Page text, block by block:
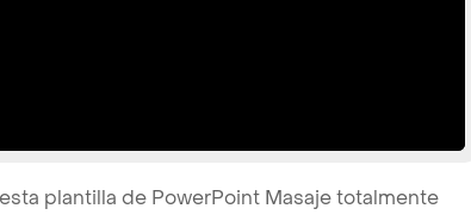
plantilla de PowerPoint Masaje totalmente